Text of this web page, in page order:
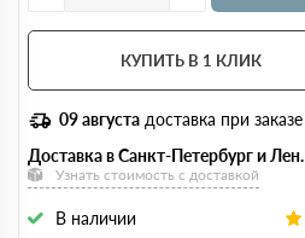
КУПИТЬ В 1 КЛИК
09 августа доставка при
Доставка в Санкт-Петербург и
Узнать стоимость с доставкой
В наличии